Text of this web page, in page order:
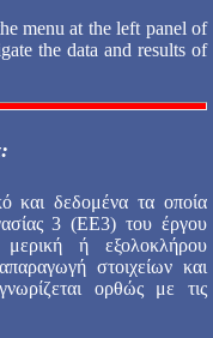
menu at the left panel of
the data and results of
και δεδομένα τα οποία
3 (ΕΕ3) του έργου
ή εξολοκλήρου
στοιχείων και
ορθώς με τις